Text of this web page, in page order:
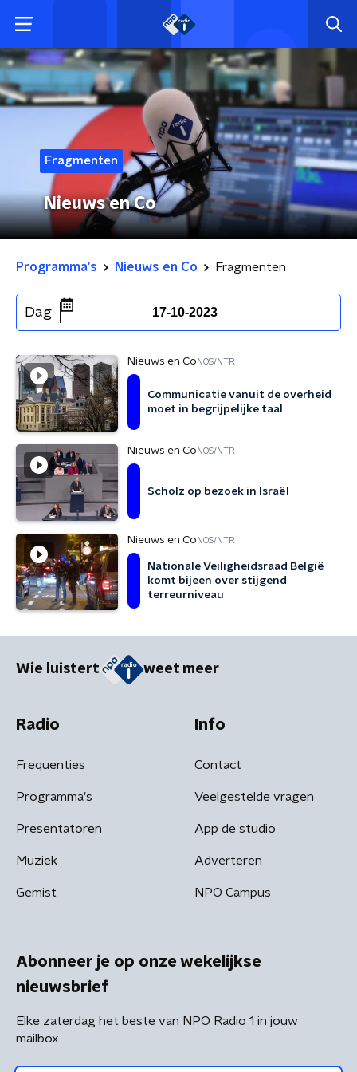
Fragmenten
Nieuws en Co
Programma's Nieuws en Co Fragmenten
Dag 17-10-2023
Nieuws en Co NOS/NTR
Communicatie vanuit de overheid
moet in begrijpelijke taal
Nieuws en Co NOS/NTR
Scholz op bezoek in Israël
Nieuws en Co NOS/NTR
Nationale Veiligheidsraad België
komt bijeen over stijgend
terreurniveau
Wie luistert weet meer
Radio
Frequenties
Programma's
Presentatoren
Muziek
Gemist
Info
Contact
Veelgestelde vragen
App de studio
Adverteren
NPO Campus
Abonneer je op onze wekelijkse
nieuwsbrief
Elke zaterdag het beste van NPO Radio 1 in jouw
mailbox